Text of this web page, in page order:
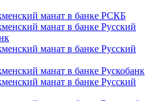
манат в банке РСКБ
манат в банке Русский
манат в банке Русский
манат в банке Рускобанк
манат в банке Русский